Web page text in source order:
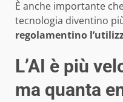
È anche importante
tecnologia diventino
regolamentino
L’AI è più
ma quanta